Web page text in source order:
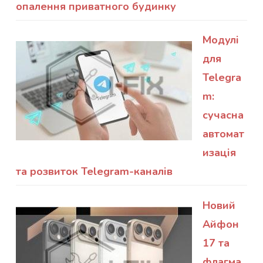
опалення приватного будинку
Модулі
для
Telegra
m:
сучасна
автомат
изація
та розвиток Telegram-каналів
Новий
Айфон
17 та